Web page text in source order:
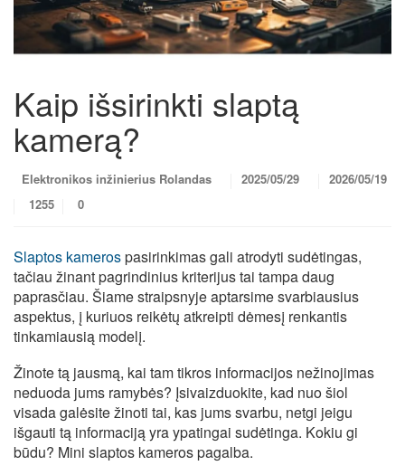
Kaip išsirinkti slaptą
kamerą?
Elektronikos inžinierius Rolandas 2025/05/29
2026/05/19
1255
0
Slaptos kamerospasirinkimas gali atrodyti sudėtingas,
tačiau žinant pagrindinius kriterijus tai tampa daug
paprasčiau. Šiame straipsnyje aptarsime svarbiausius
aspektus, į kuriuos reikėtų atkreipti dėmesį renkantis
tinkamiausią modelį.
Žinote tą jausmą, kai tam tikros informacijos nežinojimas
neduoda jums ramybės? Įsivaizduokite, kad nuo šiol
visada galėsite žinoti tai, kas jums svarbu, netgi jeigu
išgauti tą informaciją yra ypatingai sudėtinga. Kokiu gi
būdu? Mini slaptos kameros pagalba.